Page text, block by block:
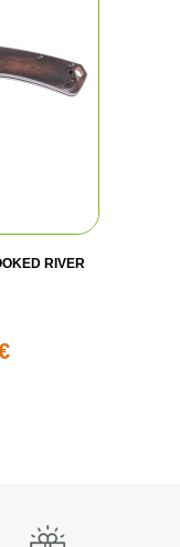
RIVER